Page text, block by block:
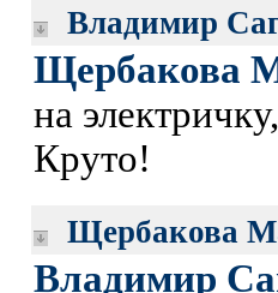
Владимир
Щербакова
на
Круто!
Щербакова
Владимир